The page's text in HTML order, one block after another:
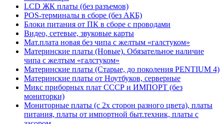
LCD ЖК платы (без разъемов)
POS-терминалы в сборе (без АКБ)
Блоки питания от ПК в сборе с проводами
Видео, сетевые, звуковые карты
Мат.плата новая без чипа с желтым «галстуком»
Материнские платы (Новые). Обязательное наличие
чипа с желтым «галстуком»
Материнские платы (Старые, до поколения PENTIUM 4)
Материнские платы от Ноутбуков, серверные
Микс приборных плат СССР и ИМПОРТ (без
мониторки)
Мониторные платы (с 2х сторон разного цвета), платы
питания, платы от импортной быт.техник, платы с